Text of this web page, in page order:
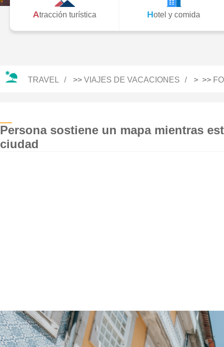
Atracción turística Hotel y comida
TRAVEL >> VIAJES DE VACACIONES > >>
Persona sostiene un mapa mientras
ciudad